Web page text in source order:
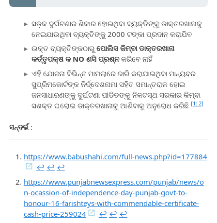
ସଡ଼କ ଦୁର୍ଘଟଣାର ଶିକାର ହୋଇଥିବା ବ୍ୟକ୍ତିଙ୍କୁ ଡାକ୍ତରଖାନାକୁ
ନେଇଯାଉଥିବା ବ୍ୟକ୍ତିଙ୍କୁ 2000 ଟଙ୍କା ପ୍ରଦାନ କରାଯିବ
ଉକ୍ତ ବ୍ୟକ୍ତିଙ୍କଠାରୁପୋଲିସ କିମ୍ବା ଡାକ୍ତରଖାନା
କର୍ତ୍ତୃପକ୍ଷ କ NO ଣସି ପ୍ରଶ୍ନକରିବେ ନାହିଁ
ଏହି ଯୋଜନା ବିଭିନ୍ନ ମାମଲାରେ ଜାରି କରାଯାଇଥିବା ମାନ୍ୟବର
ସୁପ୍ରିମକୋର୍ଟଙ୍କ ନିର୍ଦ୍ଦେଶନାମା ସହିତ ସମାନ୍ତରାଳ ହୋଇ
ଜନସାଧାରଣଙ୍କୁ ଦୁର୍ଘଟଣା ପୀଡିତଙ୍କୁ ନିକଟସ୍ଥ ସରକାର କିମ୍ବା
ସଶକ୍ତ ଘରୋଇ ଡାକ୍ତରଖାନାକୁ ଆଣିବାକୁ ଅନୁରୋଧ କରିଛି [1: 2]
ସନ୍ଦର୍ଭ:
https://www.babushahi.com/full-news.php?id=177884
↩︎ ↩︎ ↩︎
https://www.punjabnewsexpress.com/punjab/news/o
n-ocassion-of-independence-day-punjab-govt-to-
honour-16-farishteys-with-commendable-certificate-
cash-price-259024
↩︎ ↩︎ ↩︎